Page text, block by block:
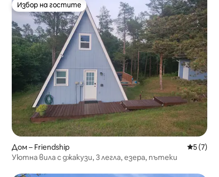
Избор на гостите
Избор на гостите
Дом – Friendship Средна
5 (7)
Уютна вила с джакузи, 3 легла, езера, пътеки